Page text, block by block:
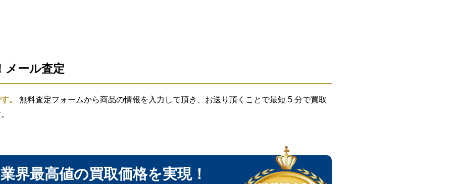
メール査定
。
無料査定フォームから商品の情報を入力して頂き、お送り頂くことで最短 5 分で買取
界最高値の買取価格を実現！